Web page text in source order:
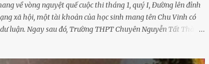
về vòng nguyệt quế cuộc thi tháng 1, quý I, Đường lên đỉnh
xã hội, một tài khoản của học sinh mang tên Chu Vinh có
luận. Ngay sau đó, Trường THPT Chuyên Nguyễn Tất Thành